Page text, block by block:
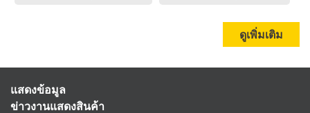
ดูเพิ่มเติม
แสดงข้อมูล
ข่าวงานแสดงสินค้า